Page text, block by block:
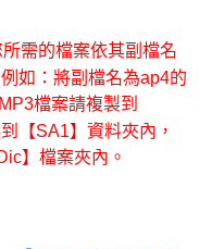
需的檔案依其副檔名
如：將副檔名為ap4的
檔案請複製到
【SA1】資料夾內，
】檔案夾內。